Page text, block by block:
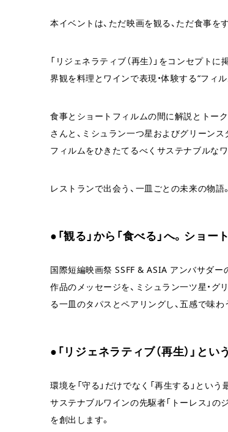
本イベントは、ただ映画を観る、ただ食事を
「リジェネラティブ（再生）」をコンセプト
界観を料理とワインで表現・体験する“フィ
食事とショートフィルムの間に解説とトー
さんと、ミシュラン一つ星およびグリーン
フィルムをひきたてるべくサステナブルな
レストランで出会う、一皿ごとの未来の物
●「観る」から「食べる」へ。ショ
国際短編映画祭 SSFF & ASIA アンバサダー
作品のメッセージを、ミシュラン一ツ星・
る一皿のタパスとペアリングし、五感で味
●「リジェネラティブ（再生）」と
環境を「守る」だけでなく「再生する」とい
サステナブルワインの先駆者「トーレス」
を創出します。